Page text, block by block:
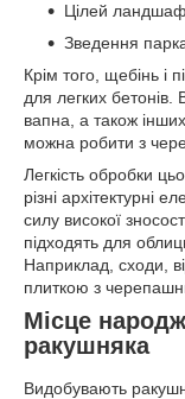
Цілей
Зведення
Крім того, щебінь і
для легких бетонів.
вапна, а також
можна робити з
Легкість обробки
різні архітектурні
силу високої
підходять для
Наприклад, сходи,
плиткою з
Місце
ракушняка
Видобувають